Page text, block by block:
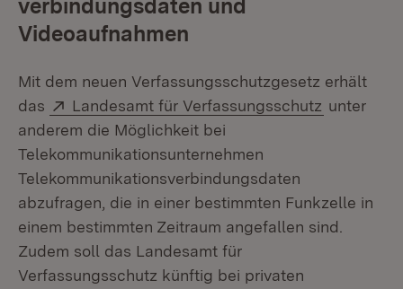
verbindungsdaten und
Videoaufnahmen
Mit dem neuen Verfassungsschutzgesetz erhält
das
Extern:
Landesamt für Verfassungsschutz (Öffnet in
unter
anderem die Möglichkeit bei
Telekommunikationsunternehmen
Telekommunikationsverbindungsdaten
abzufragen, die in einer bestimmten Funkzelle in
einem bestimmten Zeitraum angefallen sind.
Zudem soll das Landesamt für
Verfassungsschutz künftig bei privaten